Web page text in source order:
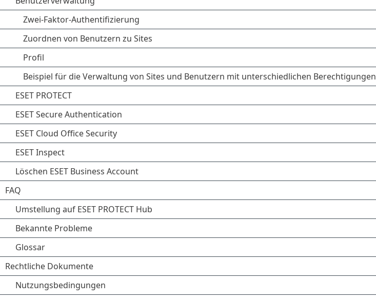
Zwei-Faktor-Authentifizierung
Zuordnen von Benutzern zu Sites
Profil
Beispiel für die Verwaltung von Sites und Benutzern mit unterschiedlichen Berechtigungen
ESET PROTECT
ESET Secure Authentication
ESET Cloud Office Security
ESET Inspect
Löschen ESET Business Account
FAQ
Umstellung auf ESET PROTECT Hub
Bekannte Probleme
Glossar
Rechtliche Dokumente
Nutzungsbedingungen